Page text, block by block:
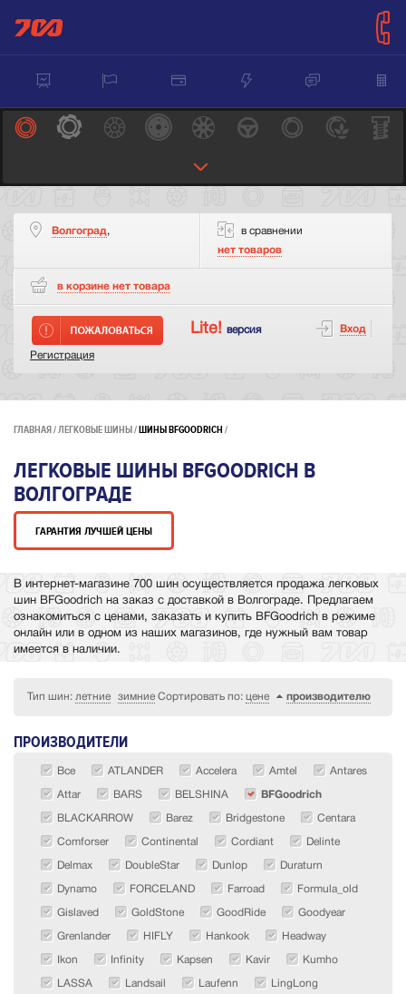
Волгоград,
в сравнении
нет товаров
в корзине нет товара
Lite! версия Вход
Регистрация
ГЛАВНАЯ ЛЕГКОВЫЕ ШИНЫ ШИНЫ BFGOODRICH
ЛЕГКОВЫЕ ШИНЫ BFGOODRICH В
ВОЛГОГРАДЕ
ГАРАНТИЯ ЛУЧШЕЙ ЦЕНЫ
В интернет-магазине 700 шин осуществляется продажа легковых
шин BFGoodrich на заказ с доставкой в Волгограде. Предлагаем
ознакомиться с ценами, заказать и купить BFGoodrich в режиме
онлайн или в одном из наших магазинов, где нужный вам товар
имеется в наличии.
Тип шин: летние зимние Сортировать по: цене производителю
ПРОИЗВОДИТЕЛИ
Все ATLANDER Accelera Amtel Antares
Attar BARS BELSHINA BFGoodrich
BLACKARROW Barez Bridgestone Centara
Comforser Continental Cordiant Delinte
Delmax DoubleStar Dunlop Duraturn
Dynamo FORCELAND Farroad Formula_old
Gislaved GoldStone GoodRide Goodyear
Grenlander HIFLY Hankook Headway
Ikon Infinity Kapsen Kavir Kumho
LASSA Landsail Laufenn LingLong